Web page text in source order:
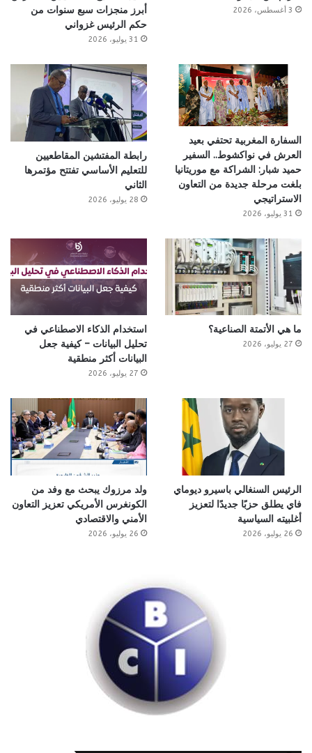
3 أغسطس، 2026
أبرز منجزات سبع سنوات من
حكم الرئيس غزواني
31 يوليو، 2026
السفارة المغربية تحتفي بعيد
العرش في نواكشوط.. السفير
حميد شبار: الشراكة مع موريتانيا
بلغت مرحلة جديدة من التعاون
الاستراتيجي
31 يوليو، 2026
رابطة المفتشين المقاطعيين
للتعليم الأساسي تفتتح مؤتمرها
الثاني
28 يوليو، 2026
ما هي الأتمتة الصناعية؟
27 يوليو، 2026
استخدام الذكاء الاصطناعي في
تحليل البيانات – كيفية جعل
البيانات أكثر منطقية
27 يوليو، 2026
الرئيس السنغالي باسيرو ديوماي
فاي يطلق حزبًا جديدًا لتعزيز
أغلبيته السياسية
26 يوليو، 2026
ولد مرزوك يبحث مع وفد من
الكونغرس الأمريكي تعزيز التعاون
الأمني والاقتصادي
26 يوليو، 2026